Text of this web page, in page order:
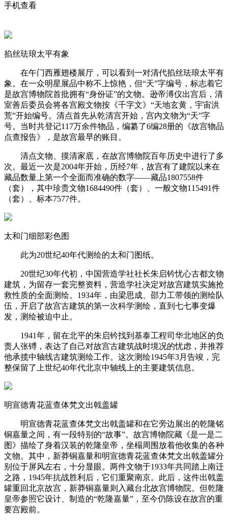
手机查看
掐丝珐琅太平有象
在午门西雁翅楼展厅，可以看到一对清代掐丝珐琅太平有
象。在一众明星展品中称不上惊艳，但“天”字编号，标志着它
是故宫博物院首批拥有“身份证”的文物。逊帝溥仪出宫后，清
室善后委员会将各宫殿文物按《千字文》“天地玄黄，宇宙洪
荒”开始编号。清点首先从乾清宫开始，宫内文物为“天”字
号。当时共登记117万余件物品，编纂了6编28册的《故宫物品
点查报告》，是故宫最早的账目。
清点文物、摸清家底，在故宫博物院百年历史中进行了多
次。最近一次是2004年开始，历经7年，故宫有了建院以来在
藏品数量上第一个全面而准确的数字——藏品1807558件
（套），其中珍贵文物1684490件（套）、一般文物115491件
（套）、标本7577件。
太和门细部彩色图
此为20世纪40年代测绘的太和门图纸。
20世纪30年代初，中国营造学社社长朱启钤忧心古都文物
建筑，为留存一套完整资料，营造学社决定对故宫建筑实施抢
救性质的全面测绘。1934年，由梁思成、邵力工带领的测绘队
伍，开启了故宫古建筑的第一次科学测绘，直到七七事变爆
发，测绘被迫中止。
1941年，留在北平的朱启钤找到基泰工程司华北地区的负
责人张镈，表达了自己对故宫古建筑战时境况的忧虑，并推荐
他承揽中轴线古建筑测绘工作。这次测绘1945年3月告竣，完
整保留了上世纪40年代北京中轴线上的主要建筑信息。
明宣德青花蓝查体梵文出戟盖罐
明宣德青花蓝查体梵文出戟盖罐和在它旁边展出的乾隆铭
铜嘉量之间，有一段特别的“故事”。故宫博物院藏《是一是二
图》描绘了身着汉装的乾隆皇帝，坐榻周围放着他收集的各种
文物。其中，新莽铜嘉量和明宣德青花蓝查体梵文出戟盖罐分
别位于屏风左右，十分显眼。两件文物于1933年共同踏上南迁
之路，1945年抗战胜利后，它们重聚南京。此后，这件出戟盖
罐重回北京故宫，新莽铜嘉量则入藏台北故宫博物院。但乾隆
皇帝参照它设计、制造的“乾隆嘉量”，至今仍陈设在故宫的重
要宫殿前。